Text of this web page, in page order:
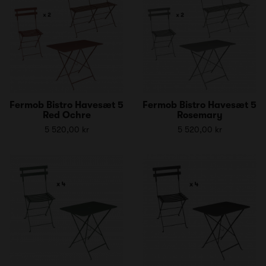
Fermob Bistro Havesæt 5
Red Ochre
5 520,00 kr
Fermob Bistro Havesæt 5
Rosemary
5 520,00 kr